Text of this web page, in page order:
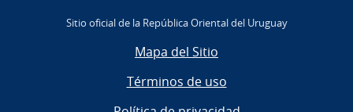
Sitio oficial de la República Oriental del Uruguay
Mapa del Sitio
Términos de uso